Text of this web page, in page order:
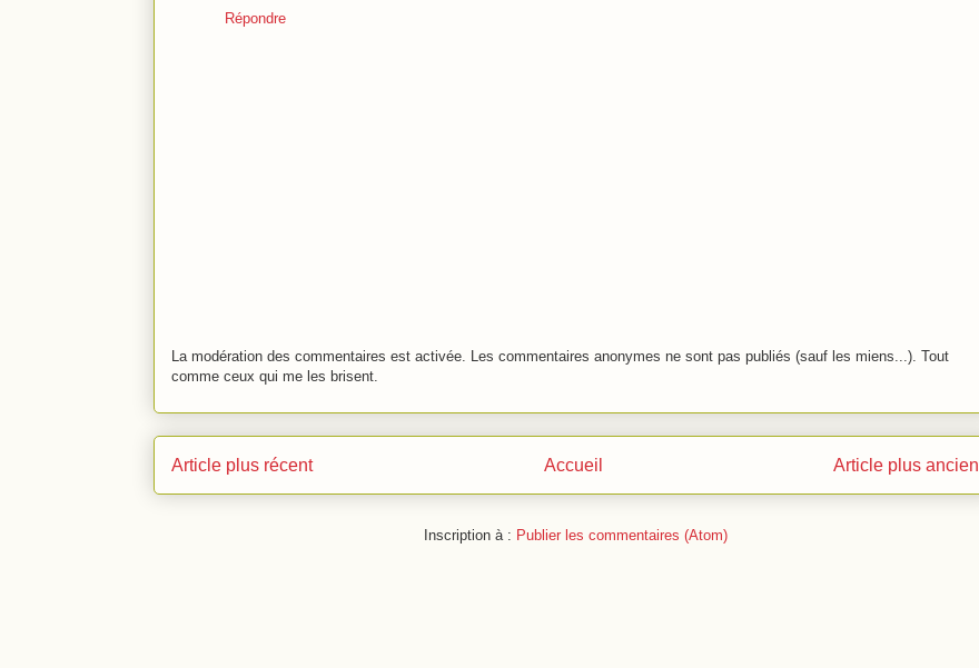
Répondre
La modération des commentaires est activée. Les commentaires anonymes ne sont pas publiés (sauf les miens...). Tout
comme ceux qui me les brisent.
Article plus récent Article plus ancien
Accueil
Inscription à : Publier les commentaires (Atom)